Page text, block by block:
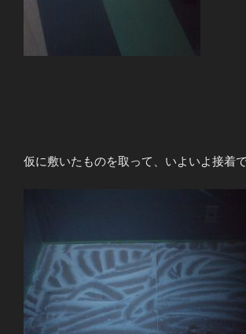
仮に敷いたものを取って、いよいよ接着で